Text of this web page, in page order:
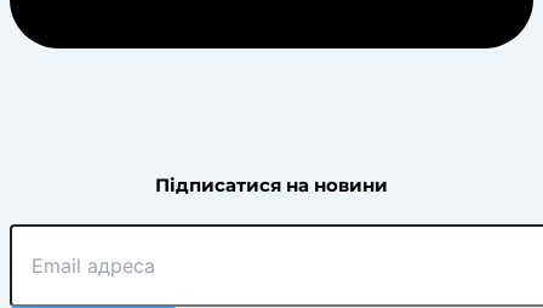
Підписатися на новини